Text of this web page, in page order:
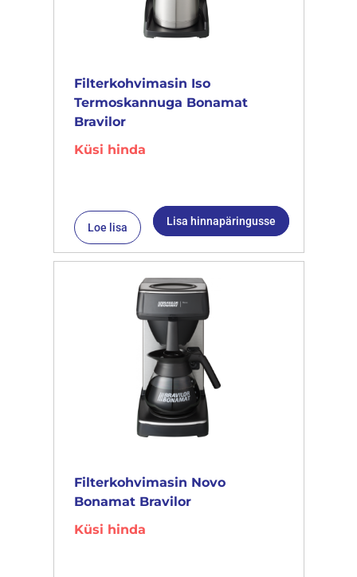
Filterkohvimasin Iso
Termoskannuga Bonamat
Bravilor
Küsi hinda
Loe lisa Lisa hinnapäringusse
Filterkohvimasin Novo
Bonamat Bravilor
Küsi hinda